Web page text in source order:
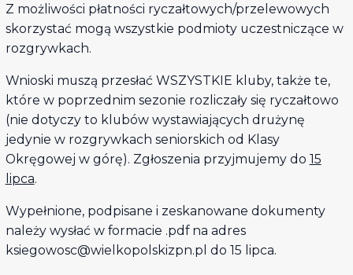
Z możliwości płatności ryczałtowych/przelewowych
skorzystać mogą wszystkie podmioty uczestniczące w
rozgrywkach.
Wnioski muszą przesłać WSZYSTKIE kluby, także te,
które w poprzednim sezonie rozliczały się ryczałtowo
(nie dotyczy to klubów wystawiających drużynę
jedynie w rozgrywkach seniorskich od Klasy
Okręgowej w górę). Zgłoszenia przyjmujemy do 15
lipca.
Wypełnione, podpisane i zeskanowane dokumenty
należy wysłać w formacie .pdf na adres
ksiegowosc@wielkopolskizpn.pl do 15 lipca.